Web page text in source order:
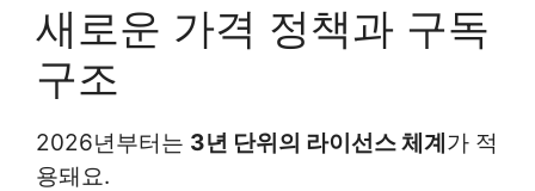
새로운 가격 정책과 구독
구조
2026년부터는 3년 단위의 라이선스 체계가 적
용돼요.